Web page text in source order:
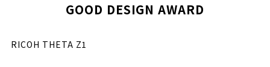
GOOD DESIGN AWARD
RICOH THETA Z1